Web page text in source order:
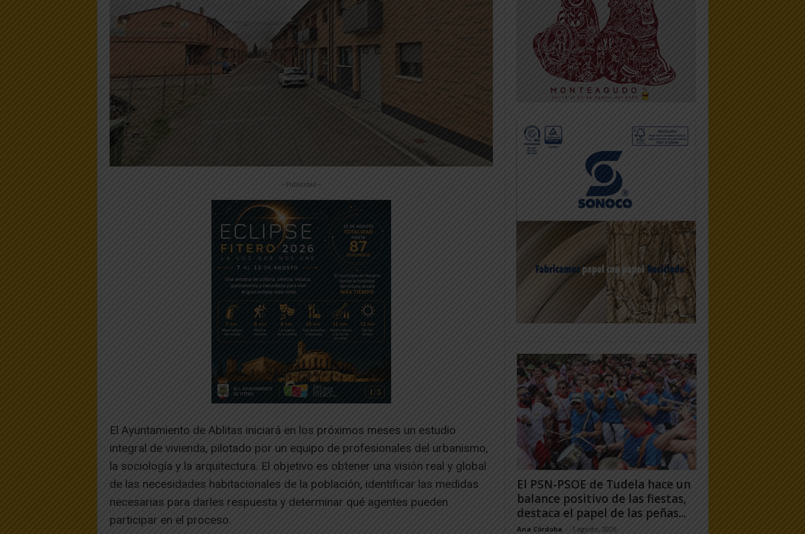
-- Publicidad --
El Ayuntamiento de Ablitas iniciará en los próximos meses un estudio
integral de vivienda, pilotado por un equipo de profesionales del urbanismo,
la sociología y la arquitectura. El objetivo es obtener una visión real y global
de las necesidades habitacionales de la población, identificar las medidas
necesarias para darles respuesta y determinar qué agentes pueden
participar en el proceso.
El PSN-PSOE de Tudela hace un
balance positivo de las fiestas,
destaca el papel de las peñas...
Ana Córdoba - 1 agosto, 2026